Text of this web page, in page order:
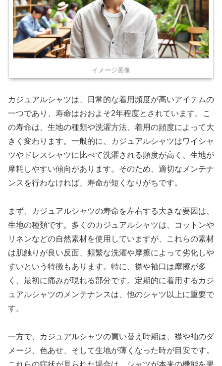
イメージ画像
カジュアルシャツは、日常的な着用頻度が高いアイテムの
一つであり、寿命はおおよそ2年程度とされています。こ
の寿命は、生地の種類や洗濯方法、着用の頻度によって大
きく変わります。一般的に、カジュアルシャツはワイシャ
ツやドレスシャツに比べて洗濯される頻度が高く、生地が
摩耗しやすい傾向があります。そのため、適切なメンテナ
ンスを行わなければ、寿命が短くなりがちです。
まず、カジュアルシャツの寿命を左右する大きな要因は、
生地の種類です。多くのカジュアルシャツは、コットンや
リネンなどの自然素材を使用していますが、これらの素材
は肌触りが良い反面、頻繁な洗濯や摩擦によって劣化しや
すいという特徴もあります。特に、襟や袖口は摩擦が多
く、最初に痛みが現れる部分です。定期的に着用するカジ
ュアルシャツのメンテナンスは、他のシャツ以上に重要で
す。
一方で、カジュアルシャツの買い替え時期は、襟や袖のダ
メージ、色あせ、そして生地が薄くなった時が目安です。
これらの症状が見られた場合は、シャツが本来の機能を果